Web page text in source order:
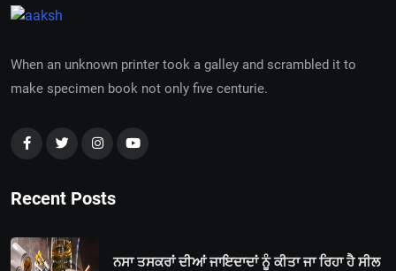
When an unknown printer took a galley and scrambled it to
make specimen book not only five centurie.
Recent Posts
ਨਸਾ ਤਸਕਰਾਂ ਦੀਆਂ ਜਾਇਦਾਦਾਂ ਨੂੰ ਕੀਤਾ ਜਾ ਰਿਹਾ ਹੈ ਸੀਲ